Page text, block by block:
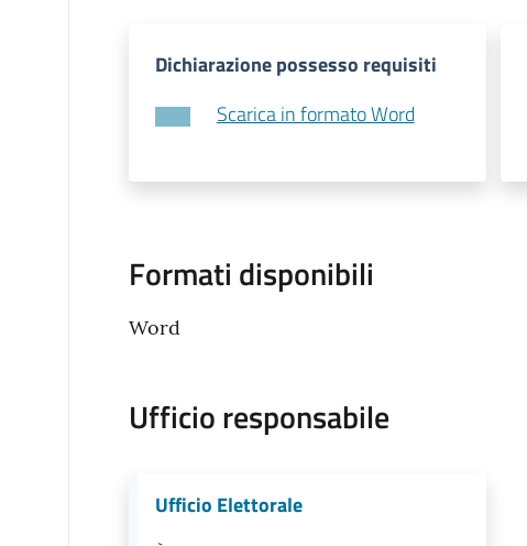
Dichiarazione possesso requisiti
Scarica in formato Word
Formati disponibili
Word
Ufficio responsabile
Ufficio Elettorale